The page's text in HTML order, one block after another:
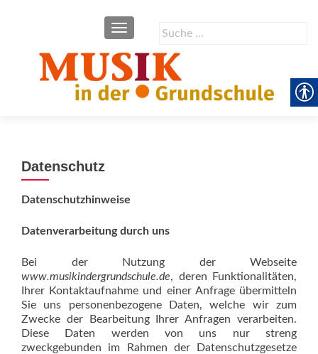
Suche
SCHALTE NAVIGATION
Datenschutz
Datenschutzhinweise
Datenverarbeitung durch uns
Bei der Nutzung der Webseite
www.musikindergrundschule.de, deren Funktionalitäten,
Ihrer Kontaktaufnahme und einer Anfrage übermitteln
Sie uns personenbezogene Daten, welche wir zum
Zwecke der Bearbeitung Ihrer Anfragen verarbeiten.
Diese Daten werden von uns nur streng
zweckgebunden im Rahmen der Datenschutzgesetze